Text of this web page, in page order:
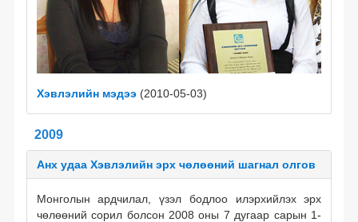
Хэвлэлийн мэдээ(2010-05-03)
2009
Анх удаа Хэвлэлийн эрх чөлөөний шагнал олгов
Монголын ардчилал, үзэл бодлоо илэрхийлэх эрх
чөлөөний сорил болсон 2008 оны 7 дугаар сарын 1-